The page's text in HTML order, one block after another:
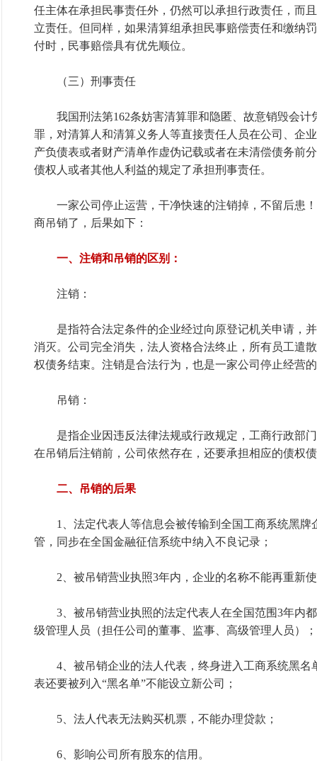
任主体在承担民事责任外，仍然可以承担行政责任，而
立责任。但同样，如果清算组承担民事赔偿责任和缴纳
付时，民事赔偿具有优先顺位。
（三）刑事责任
我国刑法第162条妨害清算罪和隐匿、故意销毁会计
罪，对清算人和清算义务人等直接责任人员在公司、企
产负债表或者财产清单作虚伪记载或者在未清偿债务前
债权人或者其他人利益的规定了承担刑事责任。
一家公司停止运营，干净快速的注销掉，不留后患！
商吊销了，后果如下：
一、注销和吊销的区别：
注销：
是指符合法定条件的企业经过向原登记机关申请，并
消灭。公司完全消失，法人资格合法终止，所有员工遣
权债务结束。注销是合法行为，也是一家公司停止经营
吊销：
是指企业因违反法律法规或行政规定，工商行政部门
在吊销后注销前，公司依然存在，还要承担相应的债权
二、吊销的后果
1、法定代表人等信息会被传输到全国工商系统黑牌
管，同步在全国金融征信系统中纳入不良记录；
2、被吊销营业执照3年内，企业的名称不能再重新
3、被吊销营业执照的法定代表人在全国范围3年内都
级管理人员（担任公司的董事、监事、高级管理人员）；
4、被吊销企业的法人代表，终身进入工商系统黑名
表还要被列入“黑名单”不能设立新公司；
5、法人代表无法购买机票，不能办理贷款；
6、影响公司所有股东的信用。